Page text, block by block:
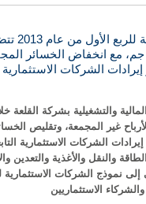
نتائج
مليون جم، مع انخفاض الخسائر
إيرادات الشركات
والتشغيلية بشركة القلعة
الأرباح غير المجمعة، وتقليص
والنقل والأغذية والتعدين
إلى نموذج الشركات
الاستثماريين